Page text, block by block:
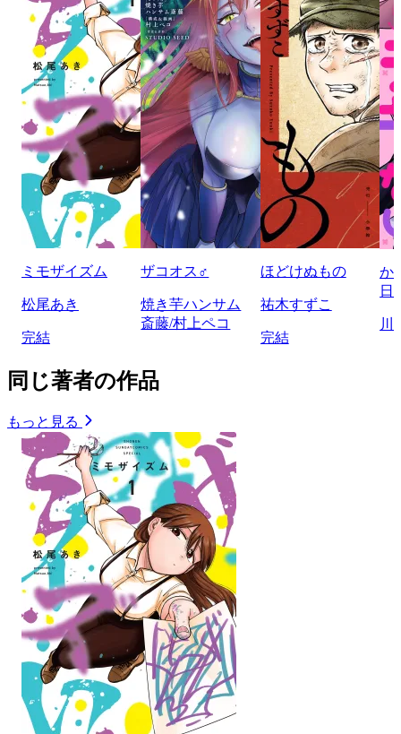
ミモザイズム
松尾あき
完結
ザコオス♂
焼き芋ハンサム
斎藤/村上ペコ
ほどけぬもの
祐木すずこ
完結
か
日
川
同じ著者の作品
もっと見る